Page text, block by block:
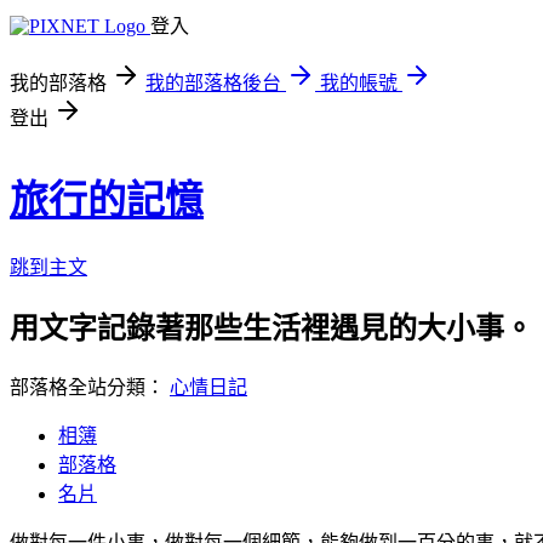
登入
我的部落格 我的部落格後台
我的帳號
登出
旅行的記憶
跳到主文
用文字記錄著那些生活裡遇見的大小事。
部落格全站分類： 心情日記
相簿
部落格
名片